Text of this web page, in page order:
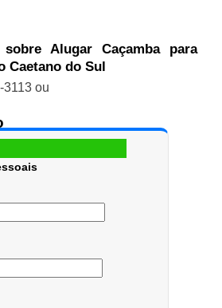
Alugar Caçamba para
Caetano do Sul
3113ou